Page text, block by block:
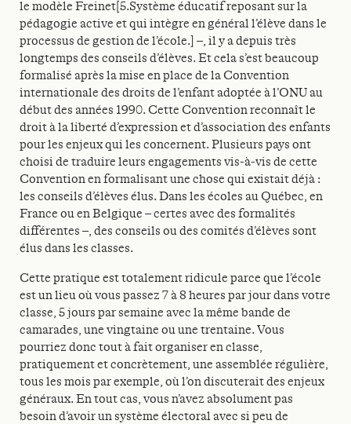
le modèle Freinet[5.Système éducatif reposant sur la
pédagogie active et qui intègre en général l’élève dans le
processus de gestion de l’école.] –, il y a depuis très
longtemps des conseils d’élèves. Et cela s’est beaucoup
formalisé après la mise en place de la Convention
internationale des droits de l’enfant adoptée à l’ONU au
début des années 1990. Cette Convention reconnaît le
droit à la liberté d’expression et d’association des enfants
pour les enjeux qui les concernent. Plusieurs pays ont
choisi de traduire leurs engagements vis-à-vis de cette
Convention en formalisant une chose qui existait déjà :
les conseils d’élèves élus. Dans les écoles au Québec, en
France ou en Belgique – certes avec des formalités
différentes –, des conseils ou des comités d’élèves sont
élus dans les classes.
Cette pratique est totalement ridicule parce que l’école
est un lieu où vous passez 7 à 8 heures par jour dans votre
classe, 5 jours par semaine avec la même bande de
camarades, une vingtaine ou une trentaine. Vous
pourriez donc tout à fait organiser en classe,
pratiquement et concrètement, une assemblée régulière,
tous les mois par exemple, où l’on discuterait des enjeux
généraux. En tout cas, vous n’avez absolument pas
besoin d’avoir un système électoral avec si peu de